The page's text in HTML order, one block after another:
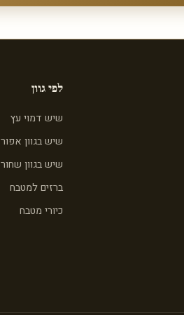
לפי גוון
שיש דמוי עץ
שיש בגוון אפור
שיש בגוון שחור
ברזים למטבח
כיורי מטבח